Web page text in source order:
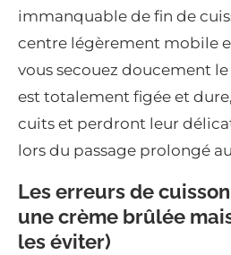
immanquable de fin de
centre légèrement mobile
vous secouez doucement
est totalement figée et
cuits et perdront leur
lors du passage prolongé
Les erreurs de
une crème brûlée
les éviter)